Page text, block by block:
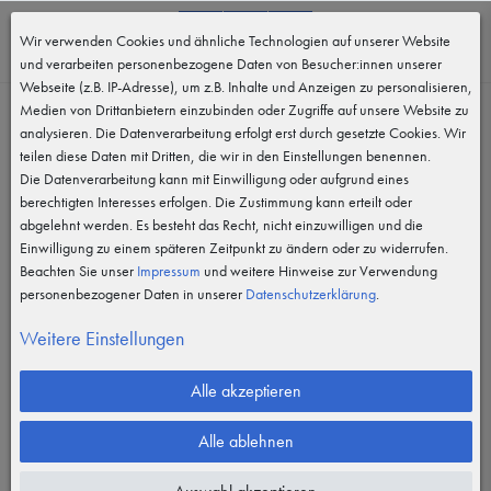
MENÜ
Wir verwenden Cookies und ähnliche Technologien auf unserer Website
und verarbeiten personenbezogene Daten von Besucher:innen unserer
Webseite (z.B. IP-Adresse), um z.B. Inhalte und Anzeigen zu personalisieren,
Medien von Drittanbietern einzubinden oder Zugriffe auf unsere Website zu
analysieren. Die Datenverarbeitung erfolgt erst durch gesetzte Cookies. Wir
teilen diese Daten mit Dritten, die wir in den Einstellungen benennen.
Die Datenverarbeitung kann mit Einwilligung oder aufgrund eines
berechtigten Interesses erfolgen. Die Zustimmung kann erteilt oder
abgelehnt werden. Es besteht das Recht, nicht einzuwilligen und die
Einwilligung zu einem späteren Zeitpunkt zu ändern oder zu widerrufen.
Beachten Sie unser Impressum und weitere Hinweise zur Verwendung
personenbezogener Daten in unserer Daten­schutz­erklärung.
Weitere Einstellungen
Alle akzeptieren
Alle ablehnen